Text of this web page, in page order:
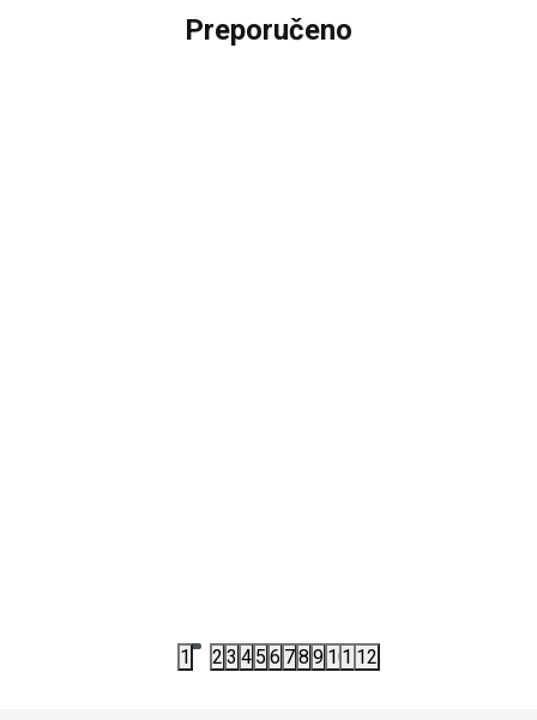
Preporučeno
1 2 3 4 5 6 78 9 101112